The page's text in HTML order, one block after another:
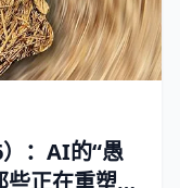
：AI的“愚
些正在重塑